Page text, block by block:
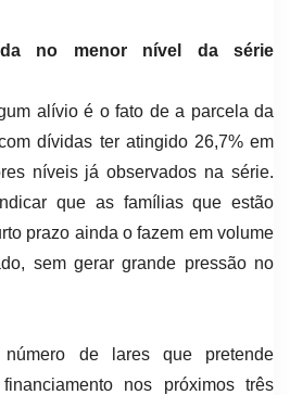
no menor nível da série
alívio é o fato de a parcela da
dívidas ter atingido 26,7% em
níveis já observados na série.
que as famílias que estão
prazo ainda o fazem em volume
sem gerar grande pressão no
de lares que pretende
nos próximos três